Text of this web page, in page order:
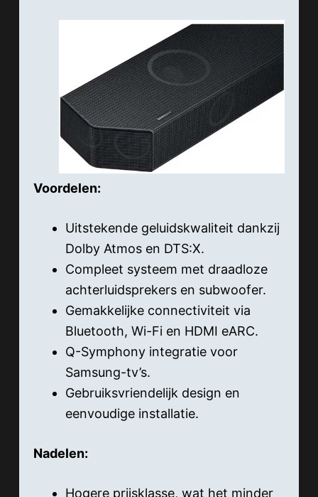
Voordelen:
Uitstekende geluidskwaliteit dankzij
Dolby Atmos en DTS:X.
Compleet systeem met draadloze
achterluidsprekers en subwoofer.
Gemakkelijke connectiviteit via
Bluetooth, Wi-Fi en HDMI eARC.
Q-Symphony integratie voor
Samsung-tv’s.
Gebruiksvriendelijk design en
eenvoudige installatie.
Nadelen:
Hogere prijsklasse, wat het minder